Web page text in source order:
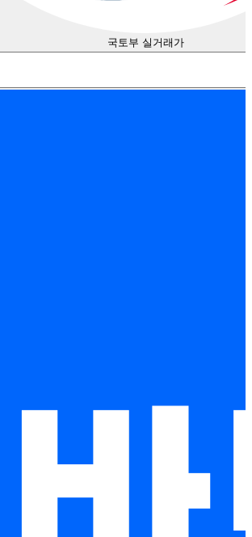
국토부 실거래가